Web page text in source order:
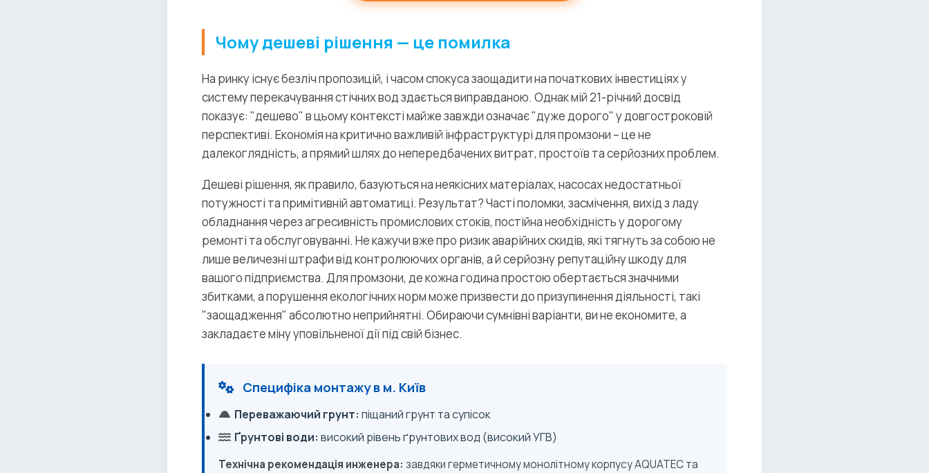
Чому дешеві рішення — це помилка
На ринку існує безліч пропозицій, і часом спокуса заощадити на початкових інвестиціях у
систему перекачування стічних вод здається виправданою. Однак мій 21-річний досвід
показує: "дешево" в цьому контексті майже завжди означає "дуже дорого" у довгостроковій
перспективі. Економія на критично важливій інфраструктурі для промзони – це не
далекоглядність, а прямий шлях до непередбачених витрат, простоїв та серйозних проблем.
Дешеві рішення, як правило, базуються на неякісних матеріалах, насосах недостатньої
потужності та примітивній автоматиці. Результат? Часті поломки, засмічення, вихід з ладу
обладнання через агресивність промислових стоків, постійна необхідність у дорогому
ремонті та обслуговуванні. Не кажучи вже про ризик аварійних скидів, які тягнуть за собою не
лише величезні штрафи від контролюючих органів, а й серйозну репутаційну шкоду для
вашого підприємства. Для промзони, де кожна година простою обертається значними
збитками, а порушення екологічних норм може призвести до призупинення діяльності, такі
"заощадження" абсолютно неприйнятні. Обираючи сумнівні варіанти, ви не економите, а
закладаєте міну уповільненої дії під свій бізнес.
Специфіка монтажу в м. Київ
Переважаючий грунт: піщаний грунт та супісок
Ґрунтові води: високий рівень ґрунтових вод (високий УГВ)
Технічна рекомендація инженера: завдяки герметичному монолітному корпусу AQUATEC та